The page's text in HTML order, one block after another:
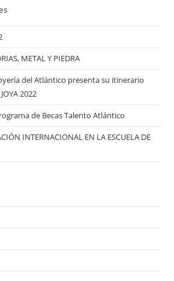
METAL Y PIEDRA
del Atlántico presenta su itinerario
2022
de Becas Talento Atlántico
INTERNACIONAL EN LA ESCUELA DE